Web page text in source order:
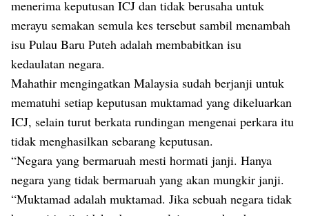
menerima keputusan ICJ dan tidak berusaha untuk
merayu semakan semula kes tersebut sambil menambah
isu Pulau Baru Puteh adalah membabitkan isu
kedaulatan negara.
Mahathir mengingatkan Malaysia sudah berjanji untuk
mematuhi setiap keputusan muktamad yang dikeluarkan
ICJ, selain turut berkata rundingan mengenai perkara itu
tidak menghasilkan sebarang keputusan.
“Negara yang bermaruah mesti hormati janji. Hanya
negara yang tidak bermaruah yang akan mungkir janji.
“Muktamad adalah muktamad. Jika sebuah negara tidak